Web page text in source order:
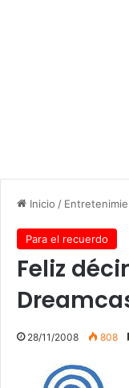
Inicio /
Para el recuerdo
Feliz
28/11/2008 808